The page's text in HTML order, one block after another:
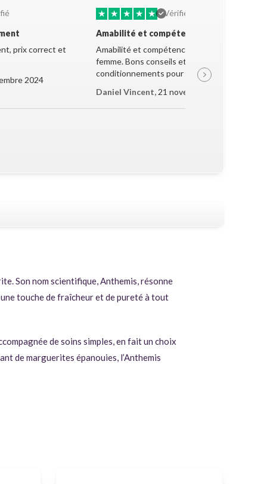
prix correct et
2024
★ ★ ★ ★ ★
Vérifié
Amabilité et compétence
Amabilité et compétence de la jeune
femme. Bons conseils et très bon
conditionnements pour le transport.
Daniel Vincent, 21 novembre 2024
Son nom scientifique, Anthemis, résonne
touche de fraîcheur et de pureté à tout
de soins simples, en fait un choix
de marguerites épanouies, l’Anthemis